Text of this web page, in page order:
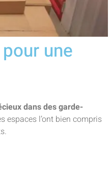
une
dans des garde-
espaces l’ont bien compris